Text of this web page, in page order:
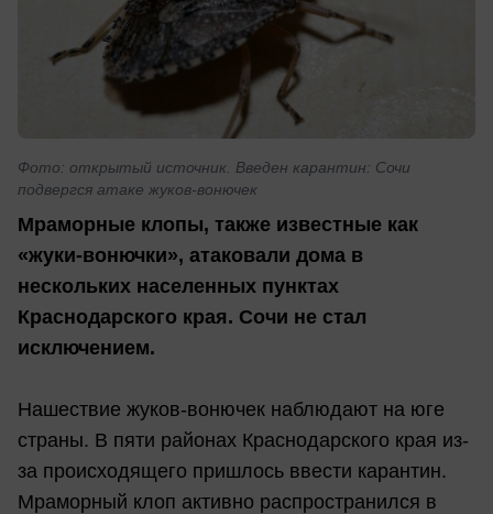
Фото: открытый источник. Введен карантин: Сочи
подвергся атаке жуков-вонючек
Мраморные клопы, также известные как
«жуки-вонючки», атаковали дома в
нескольких населенных пунктах
Краснодарского края. Сочи не стал
исключением.
Нашествие жуков-вонючек наблюдают на юге
страны. В пяти районах Краснодарского края из-
за происходящего пришлось ввести карантин.
Мраморный клоп активно распространился в